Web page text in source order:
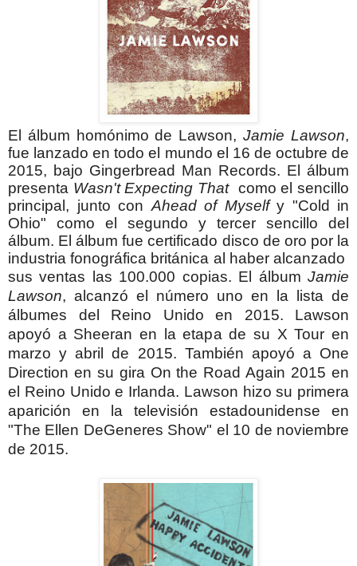
El álbum homónimo de Lawson,Jamie Lawson,
fue lanzado en todo el mundo el 16 de octubre de
2015, bajo Gingerbread Man Records. El álbum
presenta Wasn't Expecting Thatcomo el sencillo
principal, junto con Ahead of Myselfy "Cold in
Ohio" como el segundo y tercer sencillo del
álbum. El álbum fue certificado disco de oro por la
industria fonográfica británica al haber alcanzado
sus ventas las 100.000 copias. El álbum Jamie
Lawson, alcanzó el número uno en la lista de
álbumes del Reino Unido en 2015. Lawson
apoyó a Sheeran en la etapa de su X Tour en
marzo y abril de 2015. También apoyó a One
Direction en su gira On the Road Again 2015 en
el Reino Unido e Irlanda. Lawson hizo su primera
aparición en la televisión estadounidense en
"The Ellen DeGeneres Show" el 10 de noviembre
de 2015.